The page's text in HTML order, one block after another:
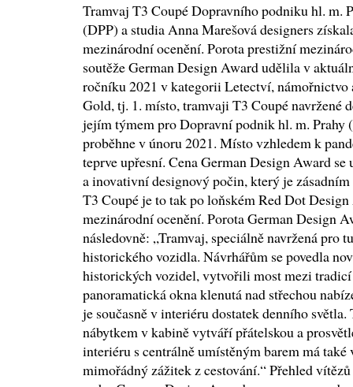
Tramvaj T3 Coupé Dopravního podniku hl. m.
(DPP) a studia Anna Marešová designers
mezinárodní ocenění. Porota prestižní
soutěže German Design Award udělila v
ročníku 2021 v kategorii Letectví, námořnictvo
Gold, tj. 1. místo, tramvaji T3 Coupé navržené
jejím týmem pro Dopravní podnik hl. m. Prahy
proběhne v únoru 2021. Místo vzhledem k
teprve upřesní. Cena German Design Award
a inovativní designový počin, který je
T3 Coupé je to tak po loňském Red Dot
mezinárodní ocenění. Porota German Design
následovně: „Tramvaj, speciálně navržená pro
historického vozidla. Návrhářům se povedla
historických vozidel, vytvořili most mezi
panoramatická okna klenutá nad střechou
je současně v interiéru dostatek denního
nábytkem v kabině vytváří přátelskou a
interiéru s centrálně umístěným barem má
mimořádný zážitek z cestování.“ Přehled